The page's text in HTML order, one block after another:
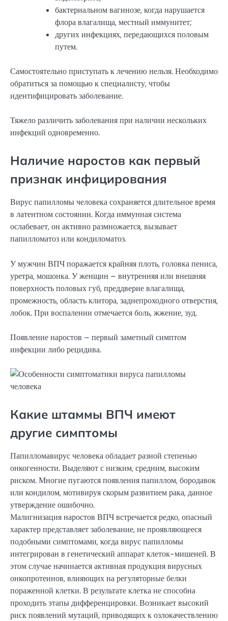
бактериальном вагинозе, когда нарушается
флора влагалища, местный иммунитет;
других инфекциях, передающихся половым
путем.
Самостоятельно приступать к лечению нельзя. Необходимо
обратиться за помощью к специалисту, чтобы
идентифицировать заболевание.
Тяжело различить заболевания при наличии нескольких
инфекций одновременно.
Наличие наростов как первый
признак инфицирования
Вирус папилломы человека сохраняется длительное время
в латентном состоянии. Когда иммунная система
ослабевает, он активно размножается, вызывает
папилломатоз или кондиломатоз.
У мужчин ВПЧ поражается крайняя плоть, головка пениса,
уретра, мошонка. У женщин – внутренняя или внешняя
поверхность половых губ, преддверие влагалища,
промежность, область клитора, заднепроходного отверстия,
лобок. При воспалении отмечается боль, жжение, зуд.
Появление наростов – первый заметный симптом
инфекции либо рецидива.
Какие штаммы ВПЧ имеют
другие симптомы
Папилломавирус человека обладает разной степенью
онкогенности. Выделяют с низким, средним, высоким
риском. Многие пугаются появления папиллом, бородавок
или кондилом, мотивируя скорым развитием рака, данное
утверждение ошибочно.
Малигнизация наростов ВПЧ встречается редко, опасный
характер представляет заболевание, не проявляющееся
подобными симптомами, когда вирус папилломы
интегрирован в генетический аппарат клеток-мишеней. В
этом случае начинается активная продукция вирусных
онкопротеинов, влияющих на регуляторные белки
пораженной клетки. В результате клетка не способна
проходить этапы дифференцировки. Возникает высокий
риск появлений мутаций, приводящих к озлокачествлению